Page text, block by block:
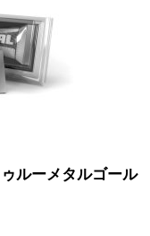
ルーメタルゴール